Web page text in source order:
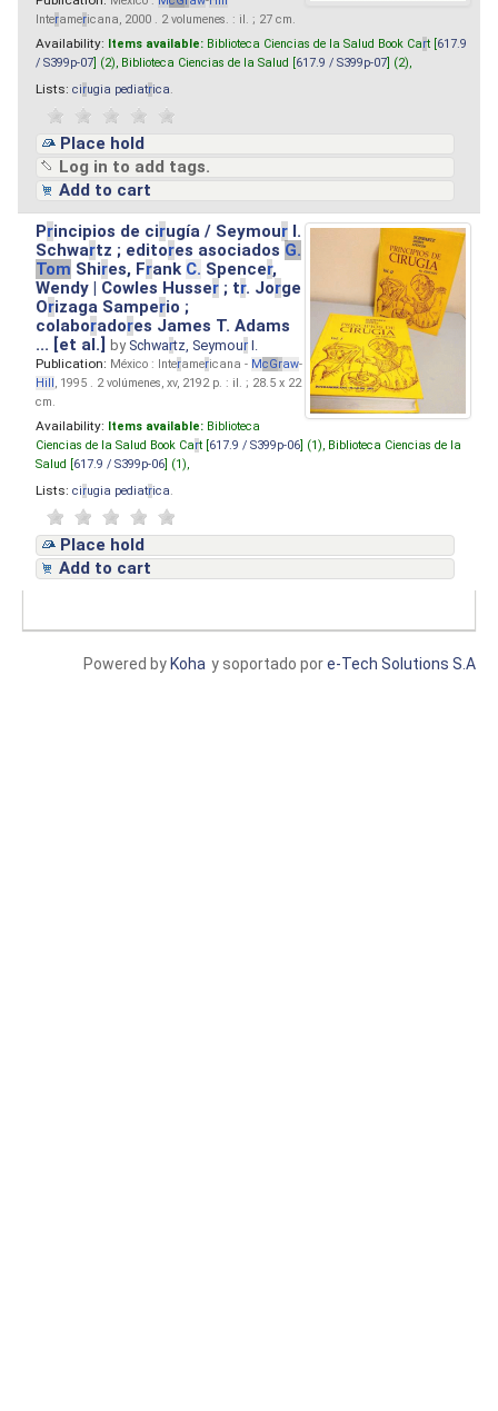
Interamericana, 2000 . 2 volumenes. : il. ; 27 cm.
Availability: Items available: Biblioteca Ciencias de la Salud Book Cart [ 617.9
/ S399p-07 ] (2), Biblioteca Ciencias de la Salud [ 617.9 / S399p-07 ] (2),
Lists: cirugia pediatrica
Place hold
Log in to add tags.
Add to cart
Principios de cirugía / Seymour I.
Schwartz ; editores asociados G.
Tom Shires, Frank C. Spencer,
Wendy | Cowles Husser ; tr. Jorge
Orizaga Samperio ;
colaboradores James T. Adams
... [et al.]by Schwartz, Seymour I.
Publication: México : Interamericana - McGraw-
Hill, 1995 . 2 volúmenes, xv, 2192 p. : il. ; 28.5 x 22
cm.
Availability: Items available: Biblioteca
Ciencias de la Salud Book Cart [ 617.9 / S399p-06 ] (1), Biblioteca Ciencias de la
Salud [ 617.9 / S399p-06 ] (1),
Lists: cirugia pediatrica
Place hold
Add to cart
y soportado pore-Tech Solutions S.A
Powered by Koha